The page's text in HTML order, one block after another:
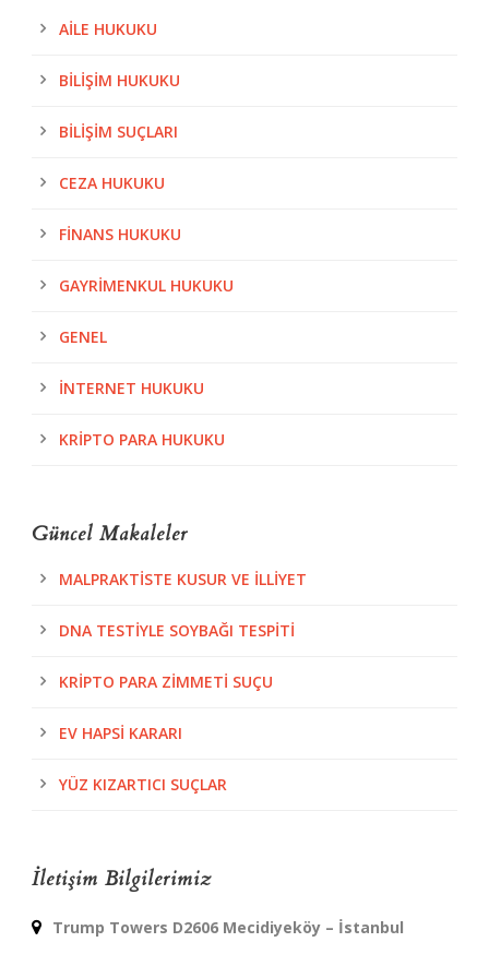
AILE HUKUKU
BILIŞIM HUKUKU
BILIŞIM SUÇLARI
CEZA HUKUKU
FINANS HUKUKU
GAYRIMENKUL HUKUKU
GENEL
İNTERNET HUKUKU
KRIPTO PARA HUKUKU
Güncel Makaleler
MALPRAKTISTE KUSUR VE İLLIYET
DNA TESTIYLE SOYBAĞI TESPITI
KRIPTO PARA ZIMMETI SUÇU
EV HAPSI KARARI
YÜZ KIZARTICI SUÇLAR
İletişim Bilgilerimiz
Trump Towers D2606 Mecidiyeköy – İstanbul